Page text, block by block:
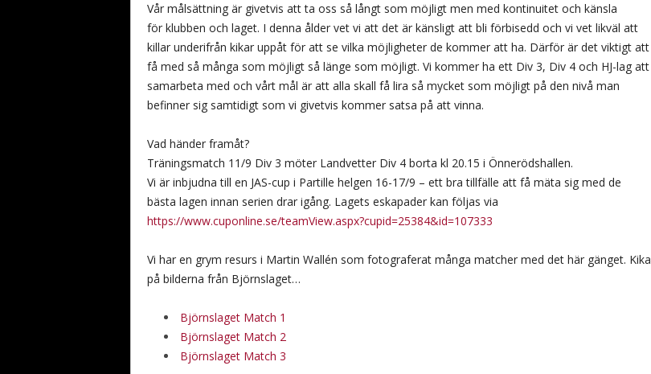
Vår målsättning är givetvis att ta oss så långt som möjligt men med kontinuitet och känsla
för klubben och laget. I denna ålder vet vi att det är känsligt att bli förbisedd och vi vet likväl att
killar underifrån kikar uppåt för att se vilka möjligheter de kommer att ha. Därför är det viktigt att
få med så många som möjligt så länge som möjligt. Vi kommer ha ett Div 3, Div 4 och HJ-lag att
samarbeta med och vårt mål är att alla skall få lira så mycket som möjligt på den nivå man
befinner sig samtidigt som vi givetvis kommer satsa på att vinna.
Vad händer framåt?
Träningsmatch 11/9 Div 3 möter Landvetter Div 4 borta kl 20.15 i Önnerödshallen.
Vi är inbjudna till en JAS-cup i Partille helgen 16-17/9 – ett bra tillfälle att få mäta sig med de
bästa lagen innan serien drar igång. Lagets eskapader kan följas via
https://www.cuponline.se/teamView.aspx?cupid=25384&id=107333
Vi har en grym resurs i Martin Wallén som fotograferat många matcher med det här gänget. Kika
på bilderna från Björnslaget…
Björnslaget Match 1
Björnslaget Match 2
Björnslaget Match 3